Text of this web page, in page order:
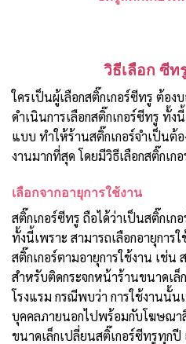
วิธีเลือก ซีท
ใครเป็นผู้เลือกสติ๊กเกอร์ซีทรู ต้อ
ดำเนินการเลือกสติ๊กเกอร์ซีทรู ทั้ง
แบบ ทำให้ร้านสติ๊กเกอร์จำเป็นต้อ
งานมากที่สุด โดยมีวิธีเลือกสติ๊กเก
เลือกจากอายุการใช้งาน
สติ๊กเกอร์ซีทรู ถือได้ว่าเป็นสติ๊กเก
ทั้งนี้เพราะ สามารถเลือกอายุการ
สติ๊กเกอร์ตามอายุการใช้งาน เช่น
สำหรับติดกระจกหน้าร้านขนาดเล็
โรงแรม กรณีพบว่า การใช้งานนั้น
บุคคลภายนอกไปพร้อมกับโฆษณา
ขนาดเล็กเปลี่ยนสติ๊เกอร์ซีทรูทุกปี